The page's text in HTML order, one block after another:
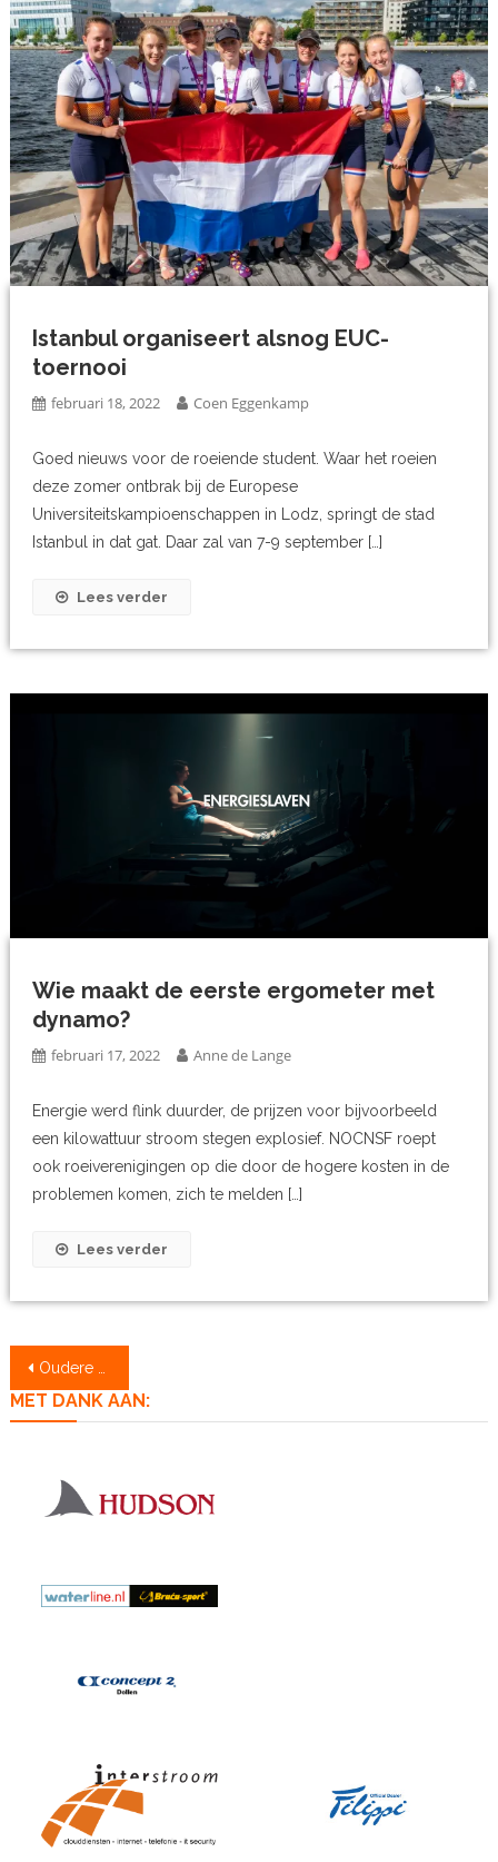
Istanbul organiseert alsnog EUC-
toernooi
februari 18, 2022 Coen Eggenkamp
Goed nieuws voor de roeiende student. Waar het roeien
deze zomer ontbrak bij de Europese
Universiteitskampioenschappen in Lodz, springt de stad
Istanbul in dat gat. Daar zal van 7-9 september […]
Lees verder
Wie maakt de eerste ergometer met
dynamo?
februari 17, 2022 Anne de Lange
Energie werd flink duurder, de prijzen voor bijvoorbeeld
een kilowattuur stroom stegen explosief. NOCNSF roept
ook roeiverenigingen op die door de hogere kosten in de
problemen komen, zich te melden […]
Lees verder
Berichtennavigatie
Oudere berichten
MET DANK AAN: